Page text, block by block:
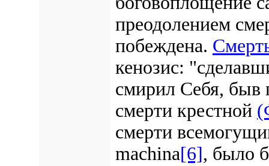
преодолением
побеждена.
кенозис:
смирил Себя,
смерти крестной
смерти
machina[6], было